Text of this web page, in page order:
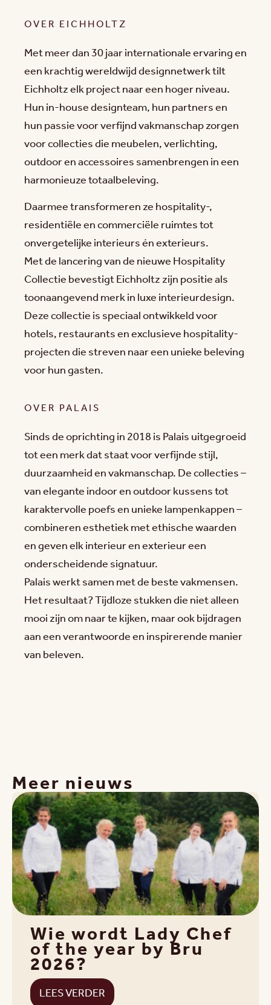
OVER EICHHOLTZ
Met meer dan 30 jaar internationale ervaring en
een krachtig wereldwijd designnetwerk tilt
Eichholtz elk project naar een hoger niveau.
Hun in-house designteam, hun partners en
hun passie voor verfijnd vakmanschap zorgen
voor collecties die meubelen, verlichting,
outdoor en accessoires samenbrengen in een
harmonieuze totaalbeleving.
Daarmee transformeren ze hospitality-,
residentiële en commerciële ruimtes tot
onvergetelijke interieurs én exterieurs.
Met de lancering van de nieuwe Hospitality
Collectie bevestigt Eichholtz zijn positie als
toonaangevend merk in luxe interieurdesign.
Deze collectie is speciaal ontwikkeld voor
hotels, restaurants en exclusieve hospitality-
projecten die streven naar een unieke beleving
voor hun gasten.
OVER PALAIS
Sinds de oprichting in 2018 is Palais uitgegroeid
tot een merk dat staat voor verfijnde stijl,
duurzaamheid en vakmanschap. De collecties –
van elegante indoor en outdoor kussens tot
karaktervolle poefs en unieke lampenkappen –
combineren esthetiek met ethische waarden
en geven elk interieur en exterieur een
onderscheidende signatuur.
Palais werkt samen met de beste vakmensen.
Het resultaat? Tijdloze stukken die niet alleen
mooi zijn om naar te kijken, maar ook bijdragen
aan een verantwoorde en inspirerende manier
van beleven.
Meer nieuws
Wie wordt Lady Chef
of the year by Bru
2026?
LEES VERDER